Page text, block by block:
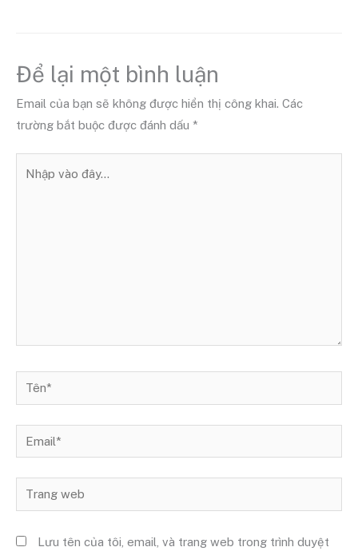
Để lại một bình luận
Email của bạn sẽ không được hiển thị công khai. Các
trường bắt buộc được đánh dấu *
Tên*
Email*
Trang
web
Lưu tên của tôi, email, và trang web trong trình duyệt